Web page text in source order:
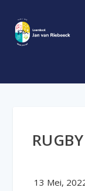
13 Mei,